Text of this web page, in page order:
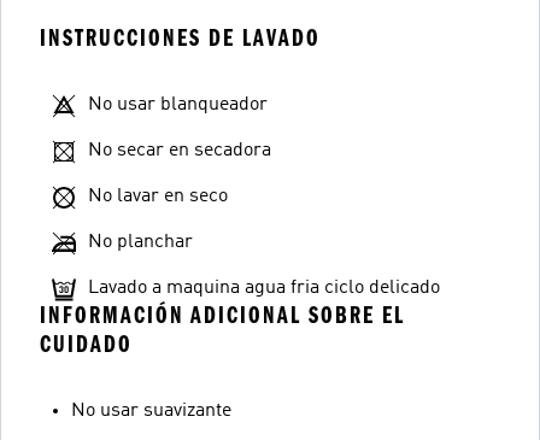
INSTRUCCIONES DE LAVADO
No usar blanqueador
No secar en secadora
No lavar en seco
No planchar
Lavado a maquina agua fria ciclo delicado
INFORMACIÓN ADICIONAL SOBRE EL
CUIDADO
No usar suavizante